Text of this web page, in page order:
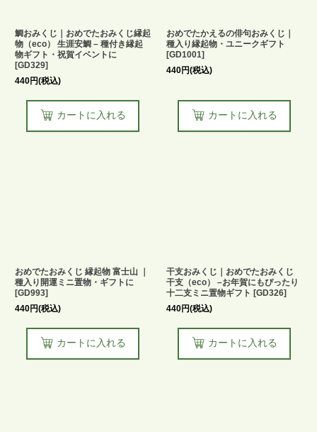
鯛おみくじ｜おめでたおみくじ縁起
物（eco） 生涯安鯛 – 種付き縁起
物ギフト・祝賀イベントに
[GD329]
440円(税込)
カートに入れる
おめでたかえるの俳句おみくじ｜
種入り縁起物・ユニークギフト
[GD1001]
440円(税込)
カートに入れる
おめでたおみくじ 縁起物 富士山 ｜
種入り開運ミニ置物・ギフトに
[GD993]
440円(税込)
カートに入れる
干支おみくじ｜おめでたおみくじ
干支（eco） –お年賀にもぴったり
十二支ミニ置物ギフト [GD326]
440円(税込)
カートに入れる